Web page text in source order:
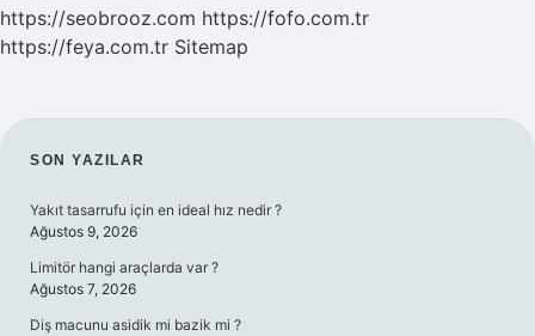
https://seobrooz.com https://fofo.com.tr
https://feya.com.tr Sitemap
SIDEBAR
SON YAZILAR
Yakıt tasarrufu için en ideal hız nedir ?
Ağustos 9, 2026
Limitör hangi araçlarda var ?
Ağustos 7, 2026
Diş macunu asidik mi bazik mi ?